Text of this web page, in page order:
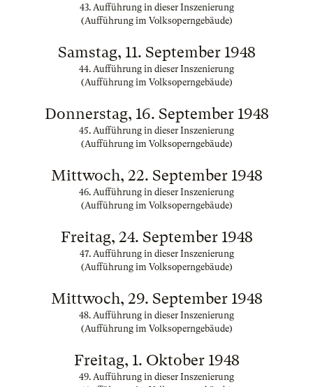
43. Aufführung in dieser Inszenierung
(Aufführung im Volksoperngebäude)
Samstag, 11. September 1948
44. Aufführung in dieser Inszenierung
(Aufführung im Volksoperngebäude)
Donnerstag, 16. September 1948
45. Aufführung in dieser Inszenierung
(Aufführung im Volksoperngebäude)
Mittwoch, 22. September 1948
46. Aufführung in dieser Inszenierung
(Aufführung im Volksoperngebäude)
Freitag, 24. September 1948
47. Aufführung in dieser Inszenierung
(Aufführung im Volksoperngebäude)
Mittwoch, 29. September 1948
48. Aufführung in dieser Inszenierung
(Aufführung im Volksoperngebäude)
Freitag, 1. Oktober 1948
49. Aufführung in dieser Inszenierung